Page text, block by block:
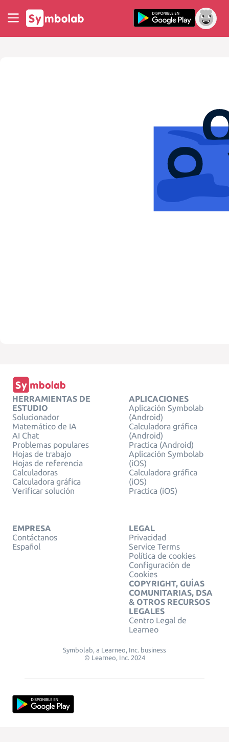
HERRAMIENTAS DE
ESTUDIO
Solucionador
Matemático de IA
AI Chat
Problemas populares
Hojas de trabajo
Hojas de referencia
Calculadoras
Calculadora gráfica
Verificar solución
APLICACIONES
Aplicación Symbolab
(Android)
Calculadora gráfica
(Android)
Practica (Android)
Aplicación Symbolab
(iOS)
Calculadora gráfica
(iOS)
Practica (iOS)
EMPRESA
Contáctanos
Español
LEGAL
Privacidad
Service Terms
Política de cookies
Configuración de
Cookies
COPYRIGHT, GUÍAS
COMUNITARIAS, DSA
& OTROS RECURSOS
LEGALES
Centro Legal de
Learneo
Symbolab, a Learneo, Inc. business
© Learneo, Inc. 2024